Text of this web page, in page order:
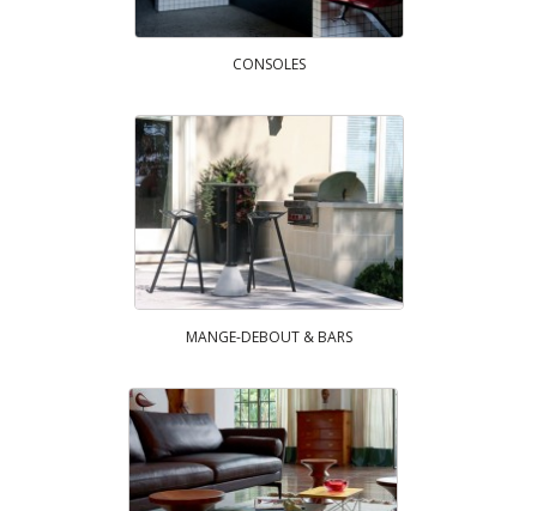
CONSOLES
MANGE-DEBOUT & BARS